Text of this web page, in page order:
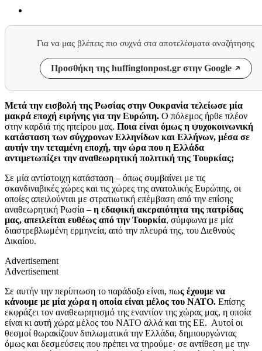
Για να μας βλέπεις πιο συχνά στα αποτελέσματα αναζήτησης
Προσθήκη της huffingtonpost.gr στην Google
Μετά την εισβολή της Ρωσίας στην Ουκρανία τελείωσε μία
μακρά εποχή ειρήνης για την Ευρώπη. Ο πόλεμος ήρθε πλέον
στην καρδιά της ηπείρου μας. Ποια είναι όμως η ψυχοκοινωνική
κατάσταση των σύγχρονων Ελληνίδων και Ελλήνων, μέσα σε
αυτήν την τεταμένη εποχή, την ώρα που η Ελλάδα
αντιμετωπίζει την αναθεωρητική πολιτική της Τουρκίας;
Σε μία αντίστοιχη κατάσταση – όπως συμβαίνει με τις
σκανδιναβικές χώρες και τις χώρες της ανατολικής Ευρώπης, οι
οποίες απειλούνται με στρατιωτική επέμβαση από την επίσης
αναθεωρητική Ρωσία – η εδαφική ακεραιότητα της πατρίδας
μας, απειλείται ευθέως από την Τουρκία, σύμφωνα με μία
διαστρεβλωμένη ερμηνεία, από την πλευρά της, του Διεθνούς
Δικαίου.
Advertisement
Advertisement
Σε αυτήν την περίπτωση το παράδοξο είναι, πως έχουμε να
κάνουμε με μία χώρα η οποία είναι μέλος του ΝΑΤΟ. Επίσης
εκφράζει τον αναθεωρητισμό της εναντίον της χώρας μας, η οποία
είναι κι αυτή χώρα μέλος του ΝΑΤΟ αλλά και της ΕΕ. Αυτοί οι
θεσμοί θωρακίζουν διπλωματικά την Ελλάδα, δημιουργώντας
όμως και δεσμεύσεις που πρέπει να τηρούμε· σε αντίθεση με την